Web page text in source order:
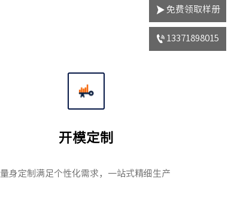
开模定制
量身定制满足个性化需求，一站式精细生产
 免费领取样册
 13371898015